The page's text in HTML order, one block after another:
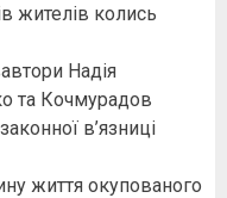
жителів колись
Надія
та Кочмурадов
в’язниці
життя окупованого